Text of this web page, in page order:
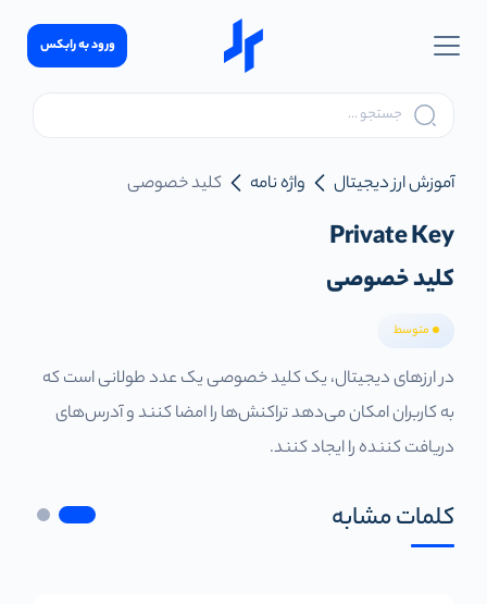
ورود به رابکس
آموزش ارز دیجیتال واژه نامه کلید خصوصی
Private Key
کلید خصوصی
متوسط
در ارزهای دیجیتال، یک کلید خصوصی یک عدد طولانی است که
به کاربران امکان می‌دهد تراکنش‌ها را امضا کنند و آدرس‌های
دریافت کننده را ایجاد کنند.
کلمات مشابه